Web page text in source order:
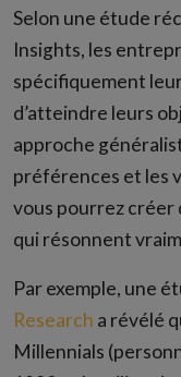
Selon une étude
Insights, les
spécifiquement
d’atteindre leurs
approche
préférences et les
vous pourrez créer
qui résonnent
Par exemple, une
Research a révélé
Millennials